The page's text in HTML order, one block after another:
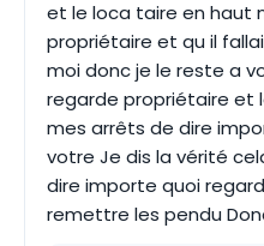
et le loca taire en haut
propriétaire et qu il
moi donc je le reste a
regarde propriétaire et
mes arrêts de dire
votre Je dis la vérité
dire importe quoi
remettre les pendu